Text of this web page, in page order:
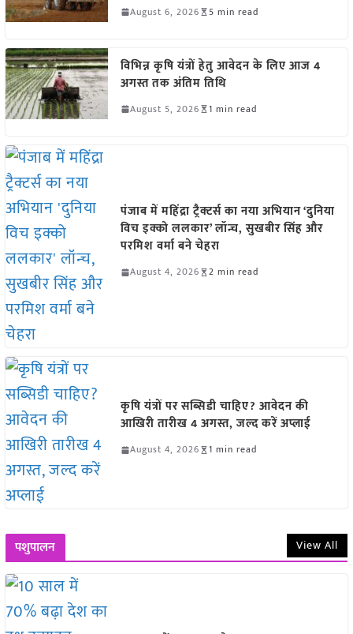
August 6, 2026 5 min read
विभिन्न कृषि यंत्रों हेतु आवेदन के लिए आज 4
अगस्त तक अंतिम तिथि
August 5, 2026 1 min read
पंजाब में महिंद्रा ट्रैक्टर्स का नया अभियान ‘दुनिया
विच इक्को ललकार’ लॉन्च, सुखबीर सिंह और
परमिश वर्मा बने चेहरा
August 4, 2026 2 min read
कृषि यंत्रों पर सब्सिडी चाहिए? आवेदन की
आखिरी तारीख 4 अगस्त, जल्द करें अप्लाई
August 4, 2026 1 min read
पशुपालन View All